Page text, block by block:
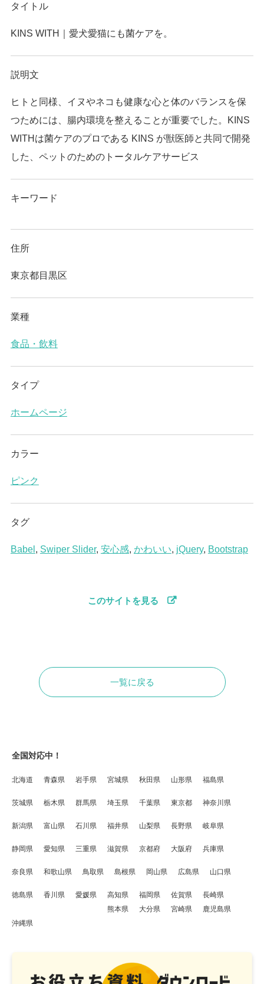
タイトル
KINS WITH｜愛犬愛猫にも菌ケアを。
説明文
ヒトと同様、イヌやネコも健康な心と体のバランスを保
つためには、腸内環境を整えることが重要でした。KINS
WITHは菌ケアのプロである KINS が獣医師と共同で開発
した、ペットのためのトータルケアサービス
キーワード
住所
東京都目黒区
業種
食品・飲料
タイプ
ホームページ
カラー
ピンク
タグ
Babel , Swiper Slider, 安心感, かわいい, jQuery, Bootstrap
このサイトを見る
一覧に戻る
全国対応中！
北海道 青森県 岩手県 宮城県 秋田県 山形県 福島県
茨城県 栃木県 群馬県 埼玉県 千葉県 東京都 神奈川県
新潟県 富山県 石川県 福井県 山梨県 長野県 岐阜県
静岡県 愛知県 三重県 滋賀県 京都府 大阪府 兵庫県
奈良県 和歌山県 鳥取県 島根県 岡山県 広島県 山口県
徳島県 香川県 愛媛県 高知県 福岡県 佐賀県
長崎県
熊本県
大分県 宮崎県
鹿児島県
沖縄県